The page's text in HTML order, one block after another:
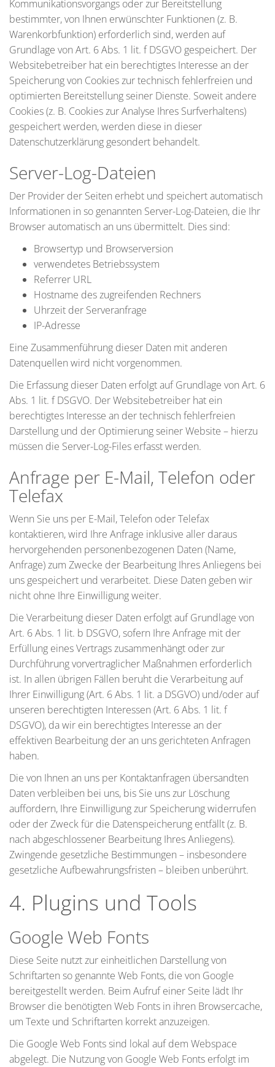
Kommunikationsvorgangs oder zur Bereitstellung
bestimmter, von Ihnen erwünschter Funktionen (z. B.
Warenkorbfunktion) erforderlich sind, werden auf
Grundlage von Art. 6 Abs. 1 lit. f DSGVO gespeichert. Der
Websitebetreiber hat ein berechtigtes Interesse an der
Speicherung von Cookies zur technisch fehlerfreien und
optimierten Bereitstellung seiner Dienste. Soweit andere
Cookies (z. B. Cookies zur Analyse Ihres Surfverhaltens)
gespeichert werden, werden diese in dieser
Datenschutzerklärung gesondert behandelt.
Server-Log-Dateien
Der Provider der Seiten erhebt und speichert automatisch
Informationen in so genannten Server-Log-Dateien, die Ihr
Browser automatisch an uns übermittelt. Dies sind:
Browsertyp und Browserversion
verwendetes Betriebssystem
Referrer URL
Hostname des zugreifenden Rechners
Uhrzeit der Serveranfrage
IP-Adresse
Eine Zusammenführung dieser Daten mit anderen
Datenquellen wird nicht vorgenommen.
Die Erfassung dieser Daten erfolgt auf Grundlage von Art. 6
Abs. 1 lit. f DSGVO. Der Websitebetreiber hat ein
berechtigtes Interesse an der technisch fehlerfreien
Darstellung und der Optimierung seiner Website – hierzu
müssen die Server-Log-Files erfasst werden.
Anfrage per E-Mail, Telefon oder
Telefax
Wenn Sie uns per E-Mail, Telefon oder Telefax
kontaktieren, wird Ihre Anfrage inklusive aller daraus
hervorgehenden personenbezogenen Daten (Name,
Anfrage) zum Zwecke der Bearbeitung Ihres Anliegens bei
uns gespeichert und verarbeitet. Diese Daten geben wir
nicht ohne Ihre Einwilligung weiter.
Die Verarbeitung dieser Daten erfolgt auf Grundlage von
Art. 6 Abs. 1 lit. b DSGVO, sofern Ihre Anfrage mit der
Erfüllung eines Vertrags zusammenhängt oder zur
Durchführung vorvertraglicher Maßnahmen erforderlich
ist. In allen übrigen Fällen beruht die Verarbeitung auf
Ihrer Einwilligung (Art. 6 Abs. 1 lit. a DSGVO) und/oder auf
unseren berechtigten Interessen (Art. 6 Abs. 1 lit. f
DSGVO), da wir ein berechtigtes Interesse an der
effektiven Bearbeitung der an uns gerichteten Anfragen
haben.
Die von Ihnen an uns per Kontaktanfragen übersandten
Daten verbleiben bei uns, bis Sie uns zur Löschung
auffordern, Ihre Einwilligung zur Speicherung widerrufen
oder der Zweck für die Datenspeicherung entfällt (z. B.
nach abgeschlossener Bearbeitung Ihres Anliegens).
Zwingende gesetzliche Bestimmungen – insbesondere
gesetzliche Aufbewahrungsfristen – bleiben unberührt.
4. Plugins und Tools
Google Web Fonts
Diese Seite nutzt zur einheitlichen Darstellung von
Schriftarten so genannte Web Fonts, die von Google
bereitgestellt werden. Beim Aufruf einer Seite lädt Ihr
Browser die benötigten Web Fonts in ihren Browsercache,
um Texte und Schriftarten korrekt anzuzeigen.
Die Google Web Fonts sind lokal auf dem Webspace
abgelegt. Die Nutzung von Google Web Fonts erfolgt im